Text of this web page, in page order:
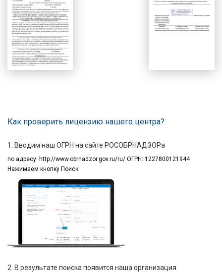
Как проверить лицензию нашего центра?
1. Вводим наш ОГРН на сайте РОСОБРНАДЗОРа
по адресу: http://www.obrnadzor.gov.ru/ru/ ОГРН: 1227800121944
Нажимаем кнопку Поиск
2. В результате поиска появится наша организация